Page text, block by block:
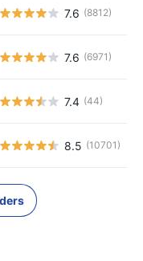
7.6 (8812)
7.6 (6971)
7.4 (44)
8.5 (10701)